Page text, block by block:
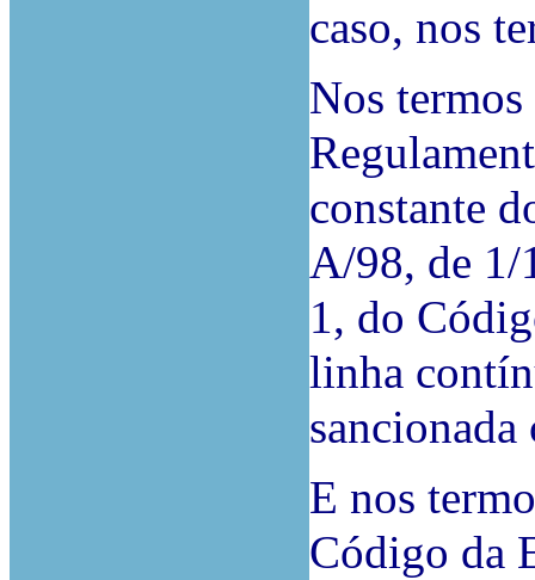
caso, nos
Nos termos
constante
A/98, de 1/
1, do
linha
E nos
Código da